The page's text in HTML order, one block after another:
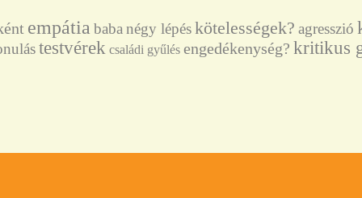
empátia baba négy lépéskötelességek? agresszió
testvérek családi gyűlés engedékenység? kritikus